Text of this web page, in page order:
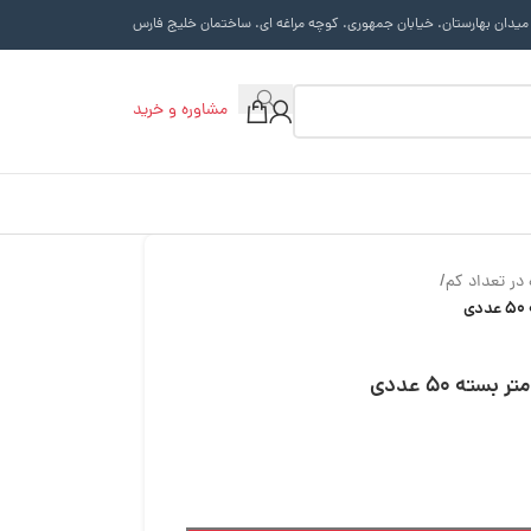
بهارستان. خیابان جمهوری. کوچه مراغه ای. ساختمان خلیج فارس
مشاوره و خرید
در تعداد کم/